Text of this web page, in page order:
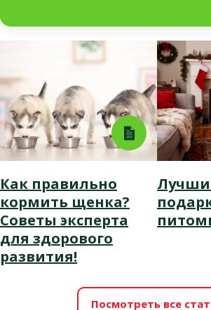
Как правильно
кормить щенка?
Советы эксперта
для здорового
развития!
Посмотреть все